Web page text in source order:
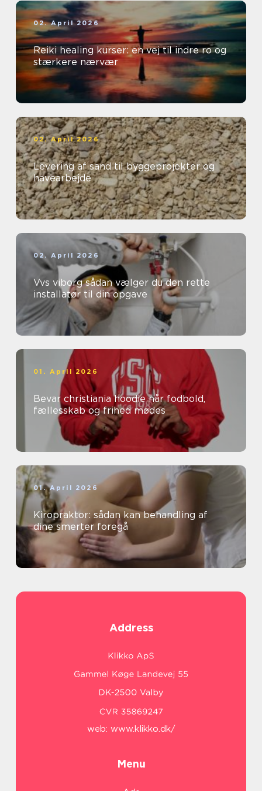
02. April 2026
Reiki healing kurser: en vej til indre ro og
stærkere nærvær
02. April 2026
Levering af sand til byggeprojekter og
havearbejde
02. April 2026
Vvs viborg sådan vælger du den rette
installatør til din opgave
01. April 2026
Bevar christiania hoodie når fodbold,
fællesskab og frihed mødes
01. April 2026
Kiropraktor: sådan kan behandling af
dine smerter foregå
Address
web: www.klikko.dk/
Menu